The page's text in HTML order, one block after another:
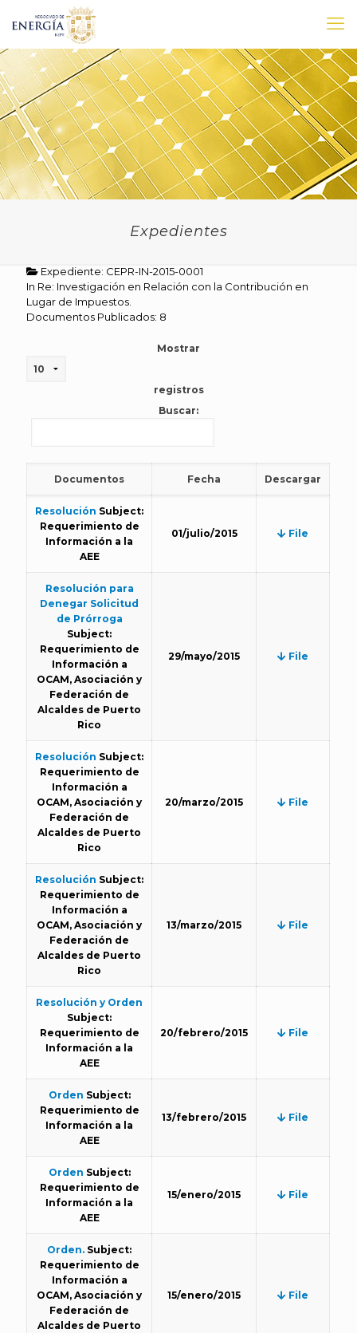
Expedientes
Expediente: CEPR-IN-2015-0001
In Re: Investigación en Relación con la Contribución en
Lugar de Impuestos.
Documentos Publicados: 8
Mostrar
registros
Buscar:
Documentos Fecha Descargar
Resolución Subject:
Requerimiento de
Información a la
AEE
01/julio/2015 File
Resolución para
Denegar Solicitud
de Prórroga
Subject:
Requerimiento de
Información a
OCAM, Asociación y
Federación de
Alcaldes de Puerto
Rico
29/mayo/2015 File
Resolución Subject:
Requerimiento de
Información a
OCAM, Asociación y
Federación de
Alcaldes de Puerto
Rico
20/marzo/2015 File
Resolución Subject:
Requerimiento de
Información a
OCAM, Asociación y
Federación de
Alcaldes de Puerto
Rico
13/marzo/2015 File
Resolución y Orden
Subject:
Requerimiento de
Información a la
AEE
20/febrero/2015 File
Orden Subject:
Requerimiento de
Información a la
AEE
13/febrero/2015 File
Orden Subject:
Requerimiento de
Información a la
AEE
15/enero/2015 File
Orden. Subject:
Requerimiento de
Información a
OCAM, Asociación y
Federación de
Alcaldes de Puerto
15/enero/2015 File